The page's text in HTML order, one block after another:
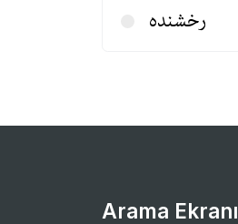
رخشنده
Arama Ekranı